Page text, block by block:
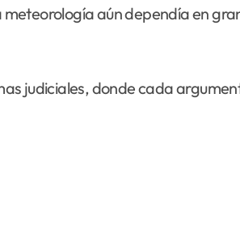
aún dependía en
judiciales, donde cada